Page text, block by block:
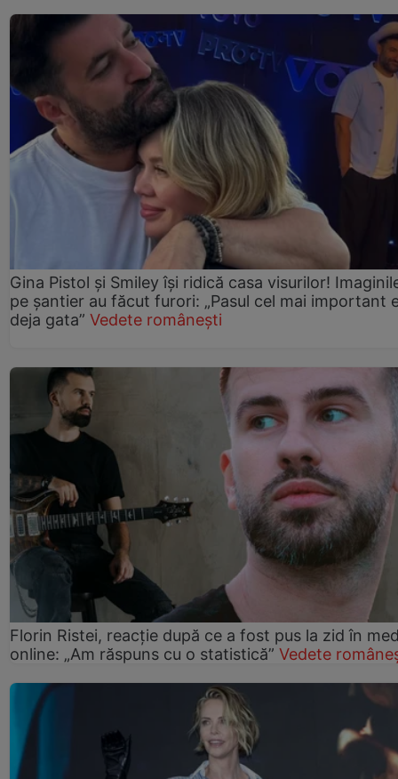
Gina Pistol și Smiley își ridică casa visurilor!
pe șantier au făcut furori: „Pasul cel mai important
deja gata” Vedete românești
Florin Ristei, reacție după ce a fost pus la zid în
online: „Am răspuns cu o statistică” Vedete